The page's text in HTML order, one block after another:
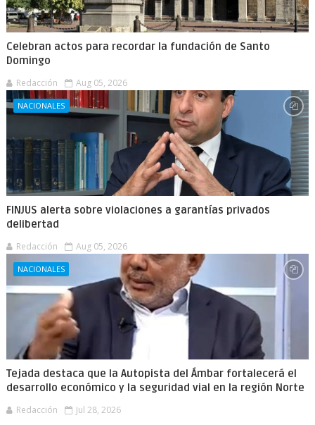
Celebran actos para recordar la fundación de Santo
Domingo
Redacción Aug 05, 2026
NACIONALES
FINJUS alerta sobre violaciones a garantías privados
delibertad
Redacción Aug 05, 2026
NACIONALES
Tejada destaca que la Autopista del Ámbar fortalecerá el
desarrollo económico y la seguridad vial en la región Norte
Redacción Jul 28, 2026